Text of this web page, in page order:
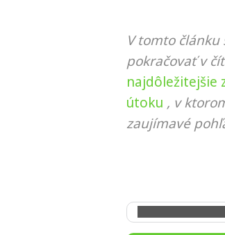
V tomto
pokračovať v
najdôležitejšie
útoku , v
zaujímavé